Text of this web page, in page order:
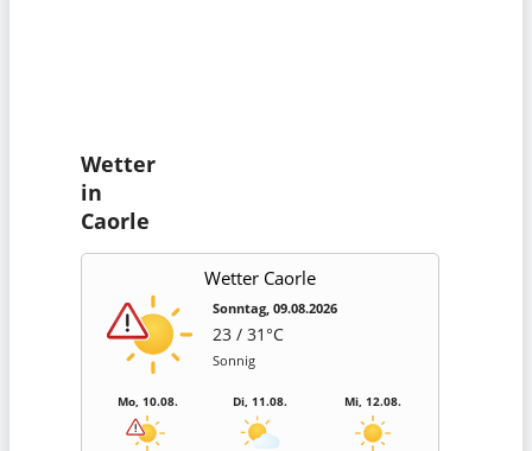
Wetter
in
Caorle
Wetter Caorle
Sonntag, 09.08.2026
23 / 31°C
Sonnig
Mo, 10.08. Di, 11.08. Mi, 12.08.